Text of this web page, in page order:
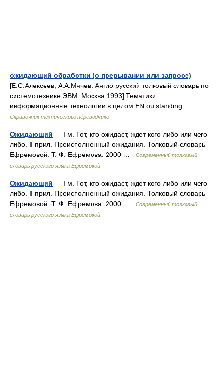
ожидающий обработки (о прерывании или запросе) — —
[Е.С.Алексеев, А.А.Мячев. Англо русский толковый словарь по
системотехнике ЭВМ. Москва 1993] Тематики
информационные технологии в целом EN outstanding …
Справочник технического переводчика
Ожидающий — I м. Тот, кто ожидает, ждет кого либо или чего
либо. II прил. Преисполненный ожидания. Толковый словарь
Ефремовой. Т. Ф. Ефремова. 2000 …
Современный толковый
словарь русского языка Ефремовой
Ожидающий — I м. Тот, кто ожидает, ждет кого либо или чего
либо. II прил. Преисполненный ожидания. Толковый словарь
Ефремовой. Т. Ф. Ефремова. 2000 …
Современный толковый
словарь русского языка Ефремовой